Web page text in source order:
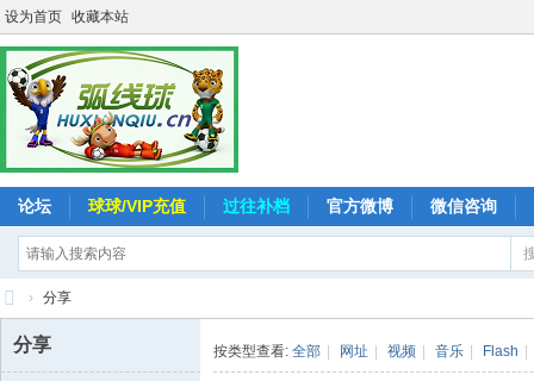
设为首页 收藏本站
论坛 球球/VIP充值 过往补档 官方微博 微信咨询
弧
线
› 分享
分享 按类型查看: 全部 网址 视频 音乐 Flash